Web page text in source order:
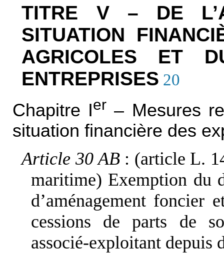
TITRE V – DE
SITUATION
AGRICOLES ET
ENTREPRISES 20
Chapitre Ier – Mesures
situation financière des
Article 30 AB : (article L.
maritime) Exemption du
d’aménagement foncier
cessions de parts de
associé-exploitant depuis